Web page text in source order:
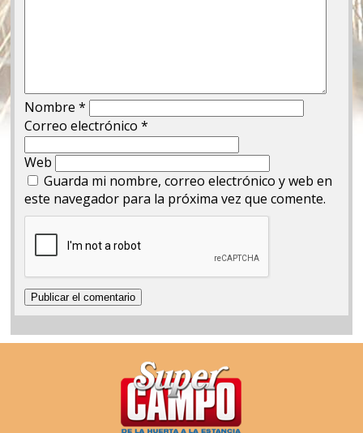
Nombre*
Correo electrónico*
Web
Guarda mi nombre, correo electrónico y web en
este navegador para la próxima vez que comente.